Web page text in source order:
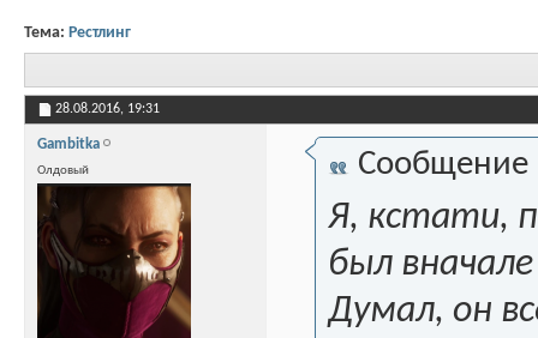
Тема: Рестлинг
28.08.2016, 19:31
Gambitka
Олдовый Сообщение
Я, кстати,
был
Думал, он